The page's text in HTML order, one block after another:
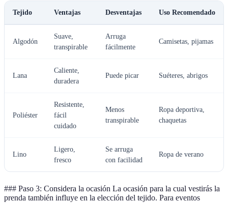
Tejido Ventajas Desventajas Uso Recomendado
Algodón
Suave,
transpirable
Arruga
fácilmente
Camisetas, pijamas
Lana
Caliente,
duradera
Puede picar Suéteres, abrigos
Poliéster
Resistente,
fácil
cuidado
Menos
transpirable
Ropa deportiva,
chaquetas
Lino
Ligero,
fresco
Se arruga
con facilidad
Ropa de verano
### Paso 3: Considera la ocasión La ocasión para la cual vestirás la
prenda también influye en la elección del tejido. Para eventos